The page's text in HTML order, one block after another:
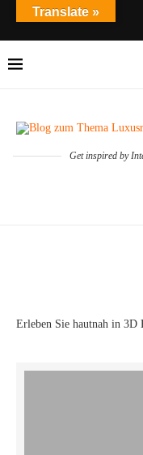
Get inspired by
Erleben Sie hautnah in 3D
Translate »